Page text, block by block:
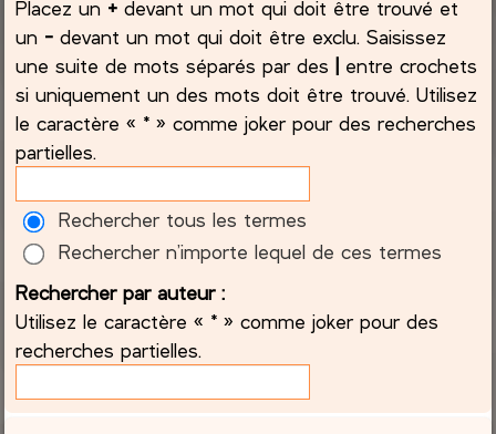
Placez un + devant un mot qui doit être trouvé et
un - devant un mot qui doit être exclu. Saisissez
une suite de mots séparés par des | entre crochets
si uniquement un des mots doit être trouvé. Utilisez
le caractère « * » comme joker pour des recherches
partielles.
Rechercher tous les termes
Rechercher n’importe lequel de ces termes
Rechercher par auteur :
Utilisez le caractère « * » comme joker pour des
recherches partielles.